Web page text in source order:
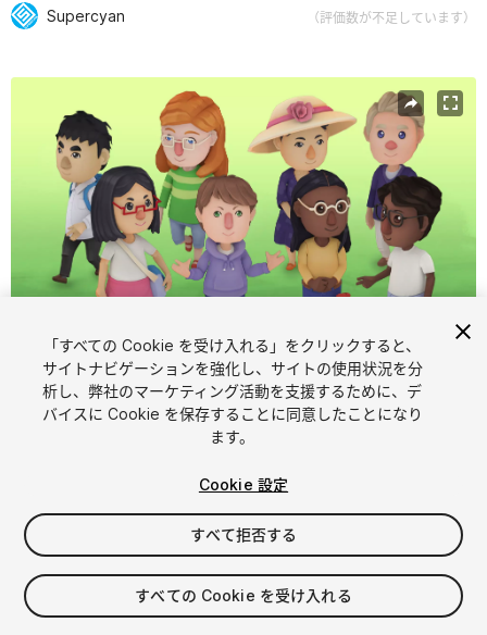
Supercyan （評価数が不足しています）
現在のスライド：1 / 14
1/ 14
$34.90
消費税は決済時に計算されます
「すべての Cookie を受け入れる」をクリックすると、
サイトナビゲーションを強化し、サイトの使用状況を分
析し、弊社のマーケティング活動を支援するために、デ
バイスに Cookie を保存することに同意したことになり
ます。
Cookie 設定
すべて拒否する
すべての Cookie を受け入れる